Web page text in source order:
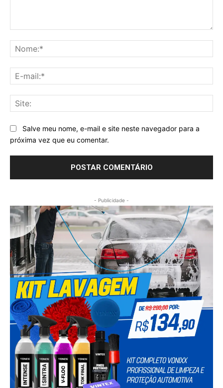
Salve meu nome, e-mail e site neste navegador para a
próxima vez que eu comentar.
- Publicidade -